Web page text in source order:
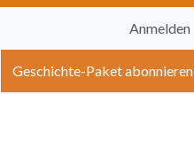
Anmelden
Hilfe
Geschichte-Paket abonnieren